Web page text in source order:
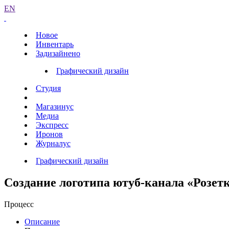
EN
Новое
Инвентарь
Задизайнено
Графический дизайн
Студия
Магазинус
Медиа
Экспресс
Иронов
Журналус
Графический дизайн
Создание логотипа ютуб-канала
Процесс
Описание